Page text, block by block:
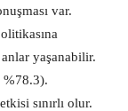
var.
yaşanabilir.
%78.3).
sınırlı olur.